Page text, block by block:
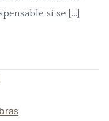
si se […]